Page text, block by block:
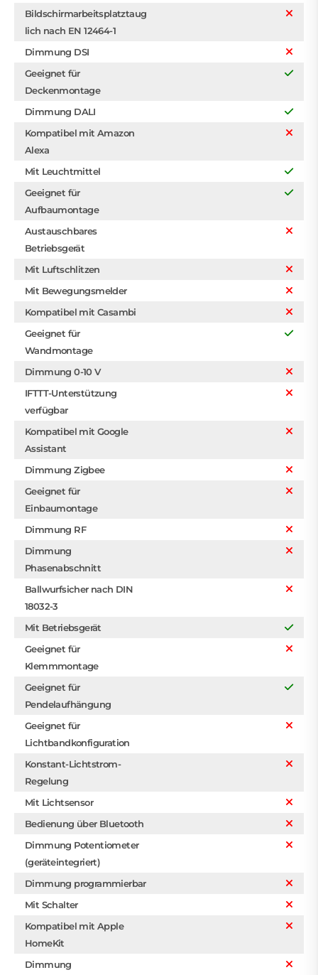
Bildschirmarbeitsplatztaug
lich nach EN 12464-1
Dimmung DSI
Geeignet für
Deckenmontage
Dimmung DALI
Kompatibel mit Amazon
Alexa
Mit Leuchtmittel
Geeignet für
Aufbaumontage
Austauschbares
Betriebsgerät
Mit Luftschlitzen
Mit Bewegungsmelder
Kompatibel mit Casambi
Geeignet für
Wandmontage
Dimmung 0-10 V
IFTTT-Unterstützung
verfügbar
Kompatibel mit Google
Assistant
Dimmung Zigbee
Geeignet für
Einbaumontage
Dimmung RF
Dimmung
Phasenabschnitt
Ballwurfsicher nach DIN
18032-3
Mit Betriebsgerät
Geeignet für
Klemmmontage
Geeignet für
Pendelaufhängung
Geeignet für
Lichtbandkonfiguration
Konstant-Lichtstrom-
Regelung
Mit Lichtsensor
Bedienung über Bluetooth
Dimmung Potentiometer
(geräteintegriert)
Dimmung programmierbar
Mit Schalter
Kompatibel mit Apple
HomeKit
Dimmung